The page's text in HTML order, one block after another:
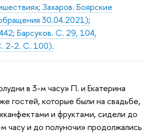
Захаров. Боярские
30.04.2021);
Барсуков. С. 29, 104,
2-2. С. 100).
в 3-м часу» П. и Екатерина
гостей, которые были на свадьбе,
и фруктами, сидели до
часу и до полуночи» продолжались